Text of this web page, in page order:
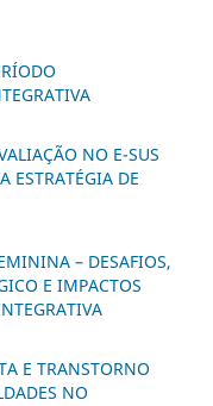
NO E-SUS
ESTRATÉGIA DE
– DESAFIOS,
E IMPACTOS
E TRANSTORNO
NO